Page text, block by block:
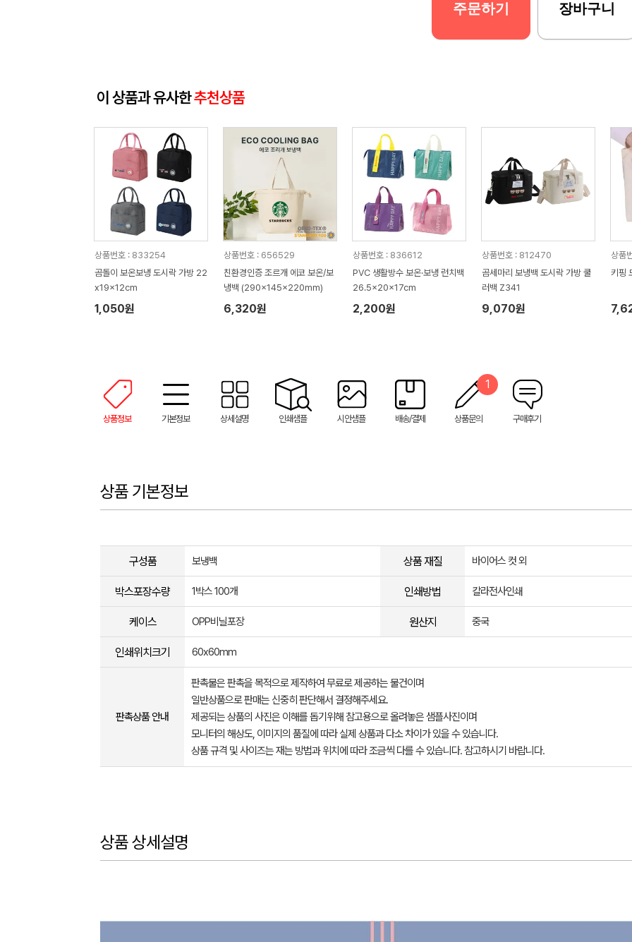
주문하기 장바구니
이 상품과 유사한추천상품
상품번호 : 833254
곰돌이 보온보냉 도시락 가방 22
x19x12cm
1,050원
상품번호 : 656529
친환경인증 조르개 에코 보온/보
냉백 (290x145x220mm)
6,320원
상품번호 : 836612
PVC 생활방수 보온·보냉 런치백
26.5x20x17cm
2,200원
상품번호 : 812470
곰세마리 보냉백 도시락 가방 쿨
러백 Z341
9,070원
상품
키핑
상품정보 기본정보 상세설명 인쇄샘플 시안샘플 배송/결제 상품문의
1
구매후기
상품 기본정보
구성품 보냉백 상품 재질 바이어스 컷 외
박스포장수량 1박스 100개 인쇄방법 칼라전사인쇄
케이스 OPP비닐포장 원산지 중국
인쇄위치크기 60x60mm
판촉상품 안내
판촉물은 판촉을 목적으로 제작하여 무료로 제공하는 물건이며
일반상품으로 판매는 신중히 판단해서 결정해주세요.
제공되는 상품의 사진은 이해를 돕기위해 참고용으로 올려놓은 샘플사진이며
모니터의 해상도, 이미지의 품질에 따라 실제 상품과 다소 차이가 있을 수 있습니다.
상품 규격 및 사이즈는 재는 방법과 위치에 따라 조금씩 다를 수 있습니다. 참고하시기 바랍니다.
상품 상세설명